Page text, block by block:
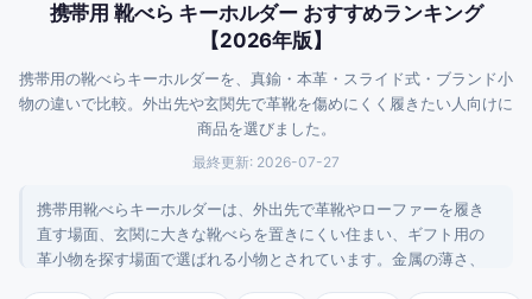
携帯用 靴べら キーホルダー おすすめランキング
【2026年版】
携帯用の靴べらキーホルダーを、真鍮・本革・スライド式・ブランド小
物の違いで比較。外出先や玄関先で革靴を傷めにくく履きたい人向けに
商品を選びました。
最終更新: 2026-07-27
携帯用靴べらキーホルダーは、外出先で革靴やローファーを履き
直す場面、玄関に大きな靴べらを置きにくい住まい、ギフト用の
革小物を探す場面で選ばれる小物とされています。金属の薄さ、